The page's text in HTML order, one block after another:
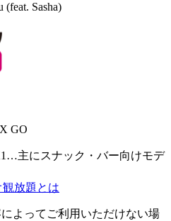
Sasha)
GO
…主にスナック・バー向けモデ
観放題とは
よってご利用いただけない場